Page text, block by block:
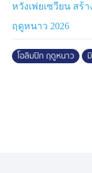
หวังเพ่ยเซวียน สร้
ฤดูหนาว 2026
โอลิมปิก ฤดูหนาว